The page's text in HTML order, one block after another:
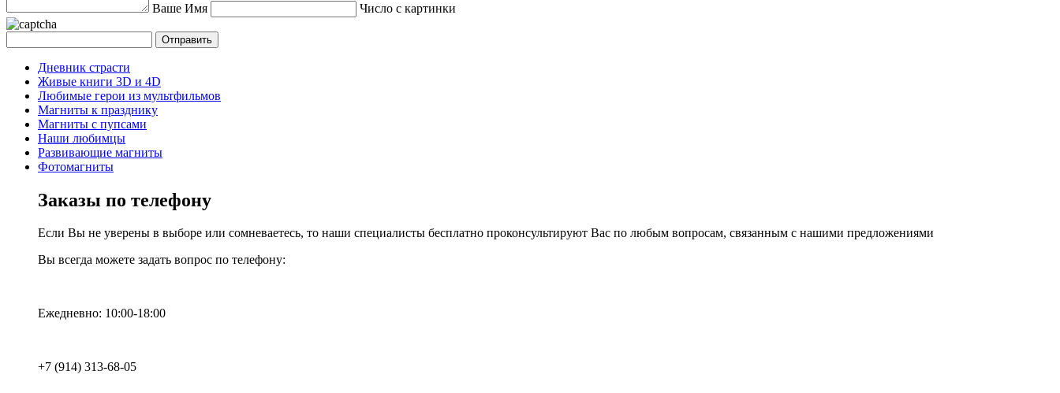
Ваше Имя Число с картинки
Дневник страсти
Живые книги 3D и 4D
Любимые герои из мультфильмов
Магниты к празднику
Магниты с пупсами
Наши любимцы
Развивающие магниты
Фотомагниты
Заказы по телефону
Если Вы не уверены в выборе или сомневаетесь, то наши специалисты бесплатно проконсультируют Вас по любым вопросам, связанным с нашими предложениями
Вы всегда можете задать вопрос по телефону:
Ежедневно: 10:00-18:00
+7 (914) 313-68-05